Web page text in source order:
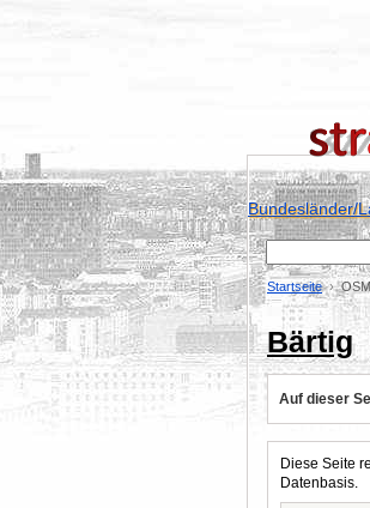
Bundesländer/
Startseite
Bärtig
Auf dieser
Diese Seite
Datenbasis.